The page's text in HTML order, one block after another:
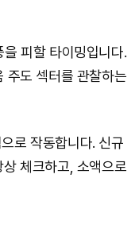
피할 타이밍입니다.
주도 섹터를 관찰하는
로 작동합니다. 신규
체크하고, 소액으로